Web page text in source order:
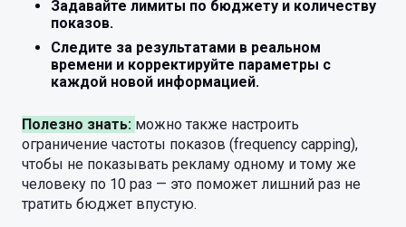
Задавайте лимиты по бюджету и количеству
показов.
Следите за результатами в реальном
времени и корректируйте параметры с
каждой новой информацией.
Полезно знать: можно также настроить
ограничение частоты показов (frequency capping),
чтобы не показывать рекламу одному и тому же
человеку по 10 раз — это поможет лишний раз не
тратить бюджет впустую.